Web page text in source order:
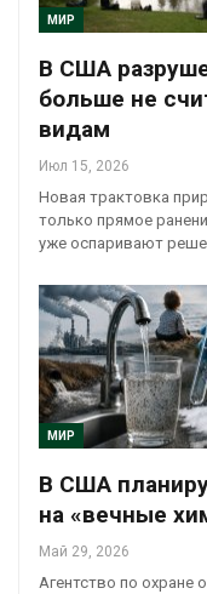
МИР
В США
больше не
видам
Июл 15, 2026
Новая трактовка
только прямое
уже оспаривают
МИР
В США
на «вечные
Май 29, 2026
Агентство по